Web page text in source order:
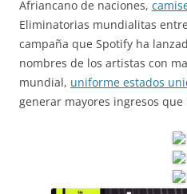
Afriancano de naciones,
Eliminatorias mundialitas
campaña que Spotify ha
nombres de los artistas con
mundial, uniforme estados
generar mayores ingresos